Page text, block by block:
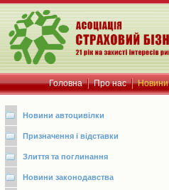
Головна Про нас Новини
Новини автоцивілки
Призначення і відставки
Злиття та поглинання
Новини законодавства